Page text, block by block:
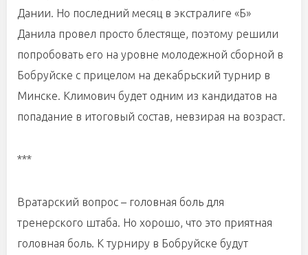
Дании. Но последний месяц в экстралиге «Б»
Данила провел просто блестяще, поэтому решили
попробовать его на уровне молодежной сборной в
Бобруйске с прицелом на декабрьский турнир в
Минске. Климович будет одним из кандидатов на
попадание в итоговый состав, невзирая на возраст.
***
Вратарский вопрос – головная боль для
тренерского штаба. Но хорошо, что это приятная
головная боль. К турниру в Бобруйске будут